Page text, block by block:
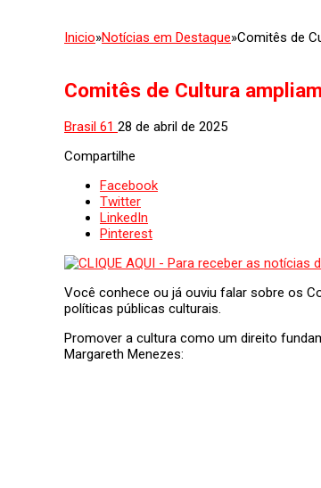
Inicio»Notícias em Destaque»Comitês de
Comitês de Cultura
Brasil 61 28 de abril de 2025
Compartilhe
Facebook
Twitter
LinkedIn
Pinterest
Você conhece ou já ouviu falar sobre os
políticas públicas culturais.
Promover a cultura como um direito
Margareth Menezes: